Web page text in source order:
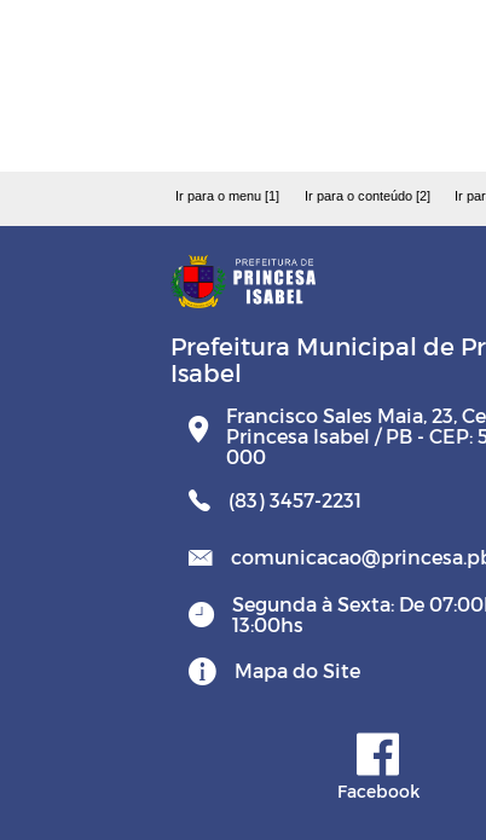
Ir para o menu [1] Ir para o conteúdo [2] Ir
Prefeitura Municipal de
Isabel
Francisco Sales Maia, 23,
Princesa Isabel / PB - CEP:
000
(83) 3457-2231
Segunda à Sexta: De
13:00hs
Mapa do Site
Facebook